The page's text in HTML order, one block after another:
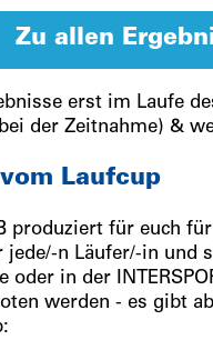
Zu allen
erst im Laufe
der Zeitnahme) &
Laufcup
produziert für euch
n Läufer/-in und
in der
werden - es gibt